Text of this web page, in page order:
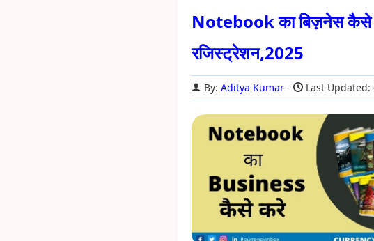
Notebook का बिज़नेस कैसे
रजिस्ट्रेशन,2025
By:Aditya Kumar Last